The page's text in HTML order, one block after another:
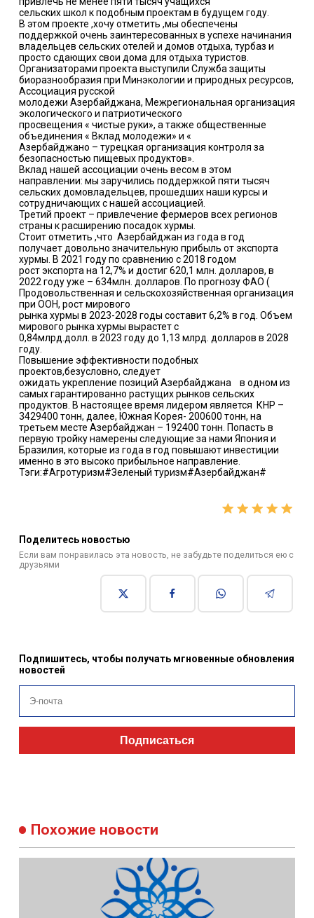
сельских школ к подобным проектам в будущем году.
В этом проекте ,хочу отметить ,мы обеспечены
поддержкой очень заинтересованных в успехе начинания
владельцев сельских отелей и домов отдыха, турбаз и
просто сдающих свои дома для отдыха туристов.
Организаторами проекта выступили Служба защиты
биоразнообразия при Минэкологии и природных ресурсов,
Ассоциация русской
молодежи Азербайджана, Межрегиональная организация
экологического и патриотического
просвещения « чистые руки», а также общественные
объединения « Вклад молодежи» и «
Азербайджано – турецкая организация контроля за
безопасностью пищевых продуктов».
Вклад нашей ассоциации очень весом в этом
направлении: мы заручились поддержкой пяти тысяч
сельских домовладельцев, прошедших наши курсы и
сотрудничающих с нашей ассоциацией.
Третий проект – привлечение фермеров всех регионов
страны к расширению посадок хурмы.
Стоит отметить ,что Азербайджан из года в год
получает довольно значительную прибыль от экспорта
хурмы. В 2021 году по сравнению с 2018 годом
ростэкспорта на 12,7% и достиг 620,1 млн. долларов, в
2022 году уже – 634млн. долларов. По прогнозу ФАО (
Продовольственная и сельскохозяйственная организация
при ООН, рост мирового
рынка хурмы в 2023-2028 годы составит 6,2% в год. Объем
мирового рынка хурмы вырастет с
0,84млрд.долл. в 2023 году до 1,13 млрд. долларов в 2028
году.
Повышение эффективности подобных
проектов,безусловно, следует
ожидать укрепление позиций Азербайджана
в одном из
самых гарантированно растущих рынков сельских
продуктов. В настоящее время лидером является КНР –
3429400 тонн, далее, Южная Корея- 200600 тонн, на
третьем месте Азербайджан – 192400 тонн. Попасть в
первую тройку намерены следующие за нами Япония и
Бразилия, которые из года в год повышают инвестиции
именно в это высоко прибыльное направление.
Тэги:#Агротуризм#Зеленый туризм#Азербайджан#
Поделитесь новостью
Если вам понравилась эта новость, не забудьте поделиться ею с
друзьями
Подпишитесь, чтобы получать мгновенные обновления
новостей
Подписаться
Похожие новости